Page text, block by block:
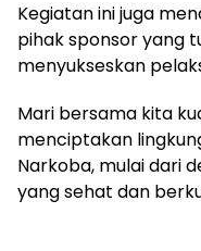
Kegiatan ini juga
pihak sponsor yang
menyukseskan
Mari bersama kita
menciptakan
Narkoba, mulai dari
yang sehat dan